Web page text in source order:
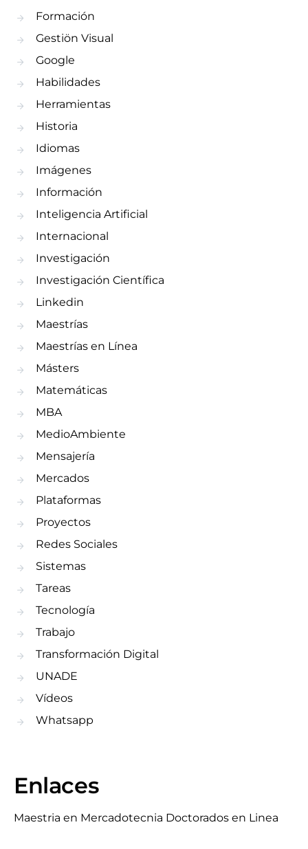
Formación
Gestiön Visual
Google
Habilidades
Herramientas
Historia
Idiomas
Imágenes
Información
Inteligencia Artificial
Internacional
Investigación
Investigación Científica
Linkedin
Maestrías
Maestrías en Línea
Másters
Matemáticas
MBA
MedioAmbiente
Mensajería
Mercados
Plataformas
Proyectos
Redes Sociales
Sistemas
Tareas
Tecnología
Trabajo
Transformación Digital
UNADE
Vídeos
Whatsapp
Enlaces
Maestria en Mercadotecnia Doctorados en Linea